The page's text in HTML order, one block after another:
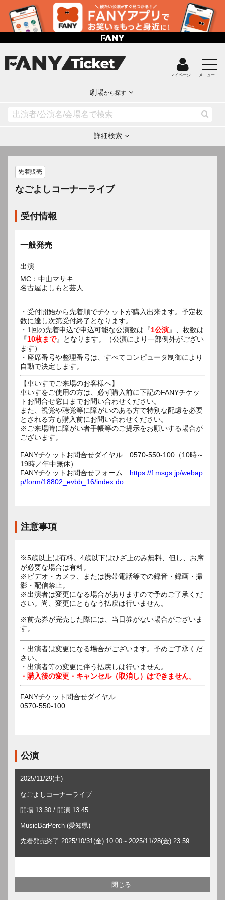
マイページ メニュー
劇場から探す
詳細検索
先着販売
なごよしコーナーライブ
受付情報
一般発売
出演
MC：中山マサキ
名古屋よしもと芸人
・受付開始から先着順でチケットが購入出来ます。予定枚
数に達し次第受付終了となります。
・1回の先着申込で申込可能な公演数は『1公演』、枚数は
『10枚まで』となります。（公演により一部例外がござい
ます）
・座席番号や整理番号は、すべてコンピュータ制御により
自動で決定します。
【車いすでご来場のお客様へ】
車いすをご使用の方は、必ず購入前に下記のFANYチケッ
トお問合せ窓口までお問い合わせください。
また、視覚や聴覚等に障がいのある方で特別な配慮を必要
とされる方も購入前にお問い合わせください。
※ご来場時に障がい者手帳等のご提示をお願いする場合が
ございます。
FANYチケットお問合せダイヤル 0570-550-100（10時～
19時／年中無休）
FANYチケットお問合せフォーム https://f.msgs.jp/webap
p/form/18802_evbb_16/index.do
注意事項
※5歳以上は有料。4歳以下はひざ上のみ無料、但し、お席
が必要な場合は有料。
※ビデオ・カメラ、または携帯電話等での録音・録画・撮
影・配信禁止。
※出演者は変更になる場合がありますので予めご了承くだ
さい。尚、変更にともなう払戻は行いません。
※前売券が完売した際には、当日券がない場合がございま
す。
・出演者は変更になる場合がございます。予めご了承くだ
さい。
・出演者等の変更に伴う払戻しは行いません。
・購入後の変更・キャンセル（取消し）はできません。
FANYチケット問合せダイヤル
0570-550-100
公演
2025/11/29(土)
なごよしコーナーライブ
開場 13:30 / 開演 13:45
MusicBarPerch (愛知県)
先着発売終了 2025/10/31(金) 10:00～2025/11/28(金) 23:59